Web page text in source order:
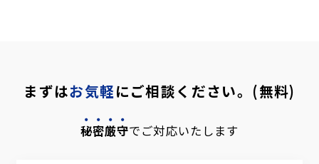
まずはお気軽にご相談ください。(無料)
秘密厳守でご対応いたします